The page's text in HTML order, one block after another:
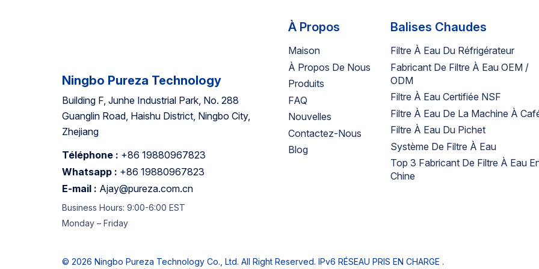
Ningbo Pureza Technology
Building F, Junhe Industrial Park, No. 288
Guanglin Road, Haishu District, Ningbo City,
Zhejiang
Téléphone : +86 19880967823
Whatsapp : +86 19880967823
E-mail : Ajay@pureza.com.cn
Business Hours: 9:00-6:00 EST
Monday – Friday
À Propos
Maison
À Propos De Nous
Produits
FAQ
Nouvelles
Contactez-Nous
Blog
Balises Chaudes
Filtre À Eau Du Réfrigérateur
Fabricant De Filtre À Eau OEM /
ODM
Filtre À Eau Certifiée NSF
Filtre À Eau De La Machine À
Filtre À Eau Du Pichet
Système De Filtre À Eau
Top 3 Fabricant De Filtre À Eau
Chine
© 2026 Ningbo Pureza Technology Co., Ltd. All Right Reserved. IPv6 RÉSEAU PRIS EN CHARGE .